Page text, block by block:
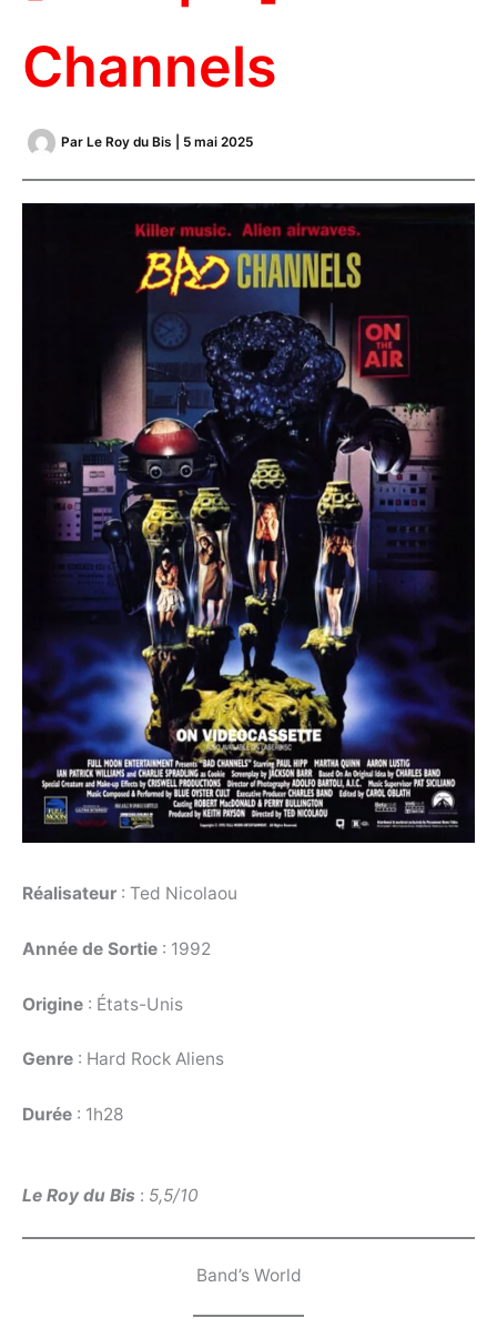
Channels
Par Le Roy du Bis 5 mai 2025
Réalisateur : Ted Nicolaou
Année de Sortie : 1992
Origine : États-Unis
Genre : Hard Rock Aliens
Durée : 1h28
Le Roy du Bis : 5,5/10
Band’s World